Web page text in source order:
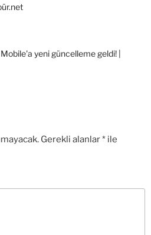
yeni güncelleme geldi! |
Gerekli alanlar* ile